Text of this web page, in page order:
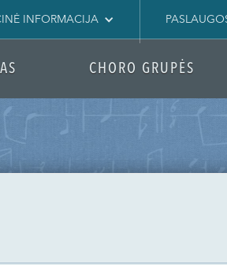
INFORMACIJA
CHORO GRUPĖS